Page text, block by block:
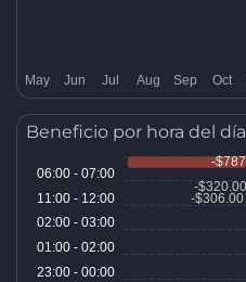
Beneficio por hora del día